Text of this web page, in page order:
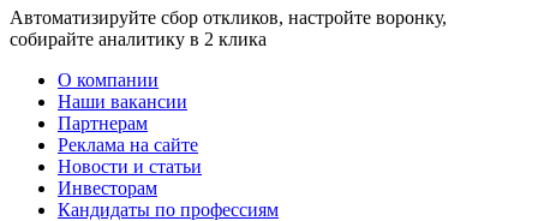
Автоматизируйте сбор откликов, настройте воронку,
собирайте аналитику в 2 клика
О компании
Наши вакансии
Партнерам
Реклама на сайте
Новости и статьи
Инвесторам
Кандидаты по профессиям